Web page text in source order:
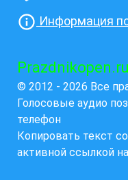
Информация
Prazdnikopen.ru
© 2012 - 2026 Все
Голосовые аудио
телефон
Копировать текст
активной ссылкой